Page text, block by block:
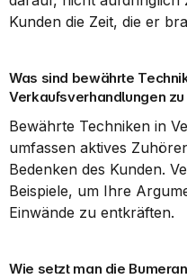
Kunden die Zeit, die er
Was sind bewährte
Verkaufsverhandlungen
Bewährte Techniken in
umfassen aktives
Bedenken des Kunden.
Beispiele, um Ihre
Einwände zu entkräften.
Wie setzt man die